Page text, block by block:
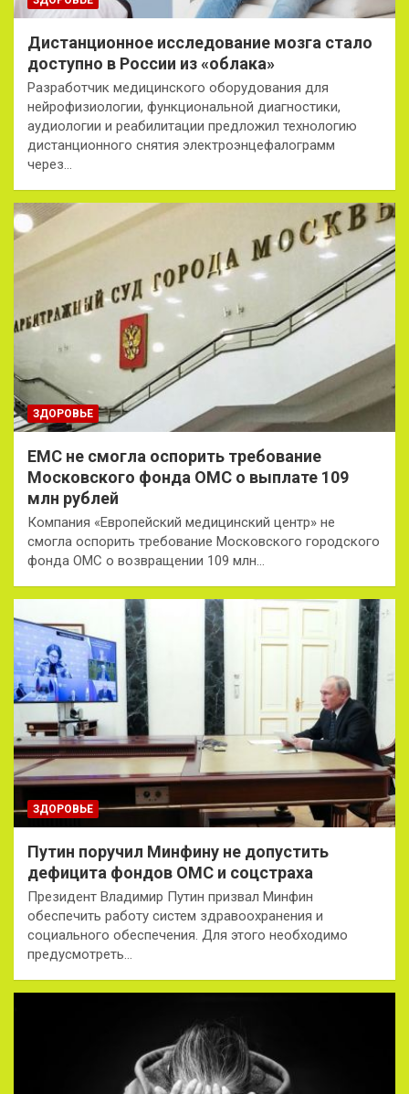
Дистанционное исследование мозга стало
доступно в России из «облака»
Разработчик медицинского оборудования для
нейрофизиологии, функциональной диагностики,
аудиологии и реабилитации предложил технологию
дистанционного снятия электроэнцефалограмм
через…
ЗДОРОВЬЕ
ЕМС не смогла оспорить требование
Московского фонда ОМС о выплате 109
млн рублей
Компания «Европейский медицинский центр» не
смогла оспорить требование Московского городского
фонда ОМС о возвращении 109 млн…
ЗДОРОВЬЕ
Путин поручил Минфину не допустить
дефицита фондов ОМС и соцстраха
Президент Владимир Путин призвал Минфин
обеспечить работу систем здравоохранения и
социального обеспечения. Для этого необходимо
предусмотреть…